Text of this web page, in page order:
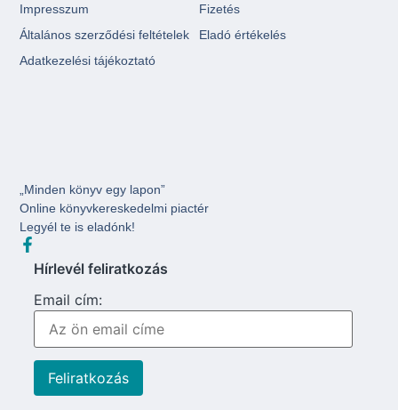
„Minden könyv egy lapon”
Online könyvkereskedelmi piactér
Legyél te is eladónk!
Hírlevél feliratkozás
Email cím:
Fizetés
Eladó értékelés
Impresszum
Általános szerződési feltételek
Adatkezelési tájékoztató